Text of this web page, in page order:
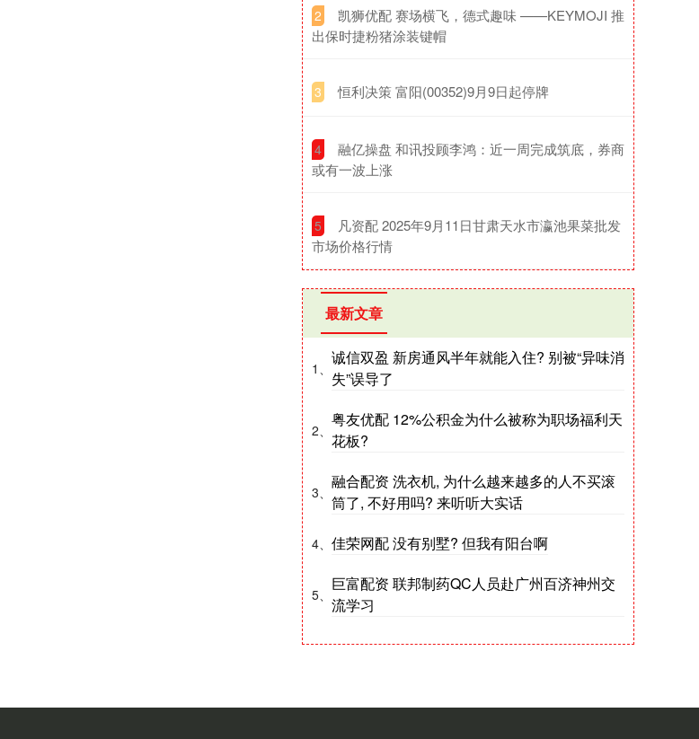
2
​凯狮优配 赛场横飞，德式趣味 ——KEYMOJI 推
出保时捷粉猪涂装键帽
3 ​恒利决策 富阳(00352)9月9日起停牌
4
​融亿操盘 和讯投顾李鸿：近一周完成筑底，券商
或有一波上涨
5
​凡资配 2025年9月11日甘肃天水市瀛池果菜批发
市场价格行情
最新文章
1、
诚信双盈 新房通风半年就能入住? 别被“异味消
失”误导了
2、
粤友优配 12%公积金为什么被称为职场福利天
花板?
3、
融合配资 洗衣机, 为什么越来越多的人不买滚
筒了, 不好用吗? 来听听大实话
4、 佳荣网配 没有别墅? 但我有阳台啊
5、
巨富配资 联邦制药QC人员赴广州百济神州交
流学习